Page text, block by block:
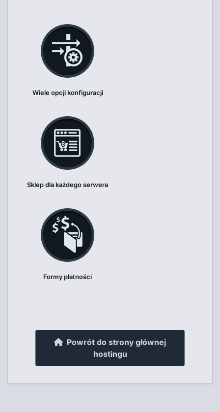
Wiele opcji konfiguracji
Sklep dla każdego serwera
Formy płatności
Powrót do strony głównej
hostingu